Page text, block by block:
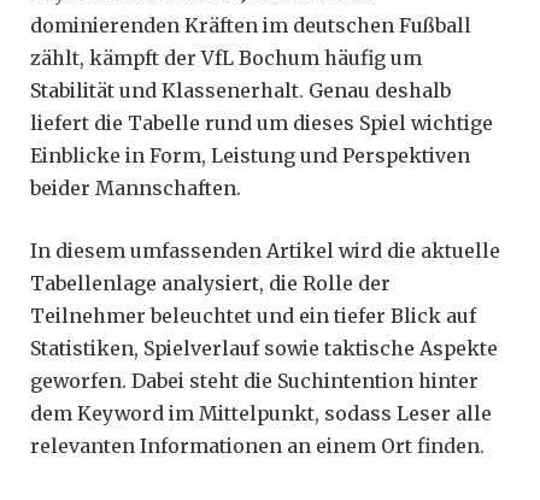
dominierenden Kräften im deutschen Fußball
zählt, kämpft der VfL Bochum häufig um
Stabilität und Klassenerhalt. Genau deshalb
liefert die Tabelle rund um dieses Spiel wichtige
Einblicke in Form, Leistung und Perspektiven
beider Mannschaften.
In diesem umfassenden Artikel wird die aktuelle
Tabellenlage analysiert, die Rolle der
Teilnehmer beleuchtet und ein tiefer Blick auf
Statistiken, Spielverlauf sowie taktische Aspekte
geworfen. Dabei steht die Suchintention hinter
dem Keyword im Mittelpunkt, sodass Leser alle
relevanten Informationen an einem Ort finden.